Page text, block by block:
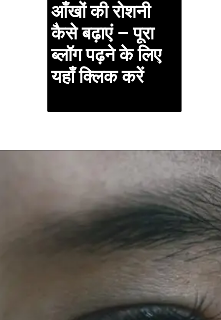
आँखों की रोशनी
कैसे बढ़ाएं – पूरा
ब्लॉग पढ़ने के लिए
यहाँ क्लिक करें